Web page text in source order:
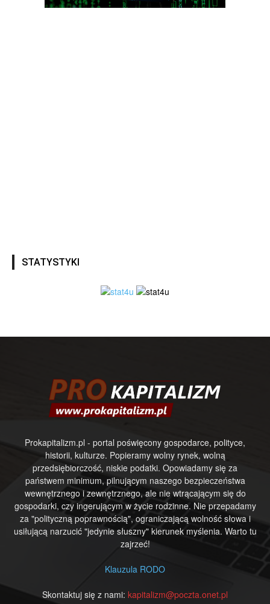
STATYSTYKI
Prokapitalizm.pl - portal poświęcony gospodarce, polityce,
historii, kulturze. Popieramy wolny rynek, wolną
przedsiębiorczość, niskie podatki. Opowiadamy się za
państwem minimum, pilnującym naszego bezpieczeństwa
wewnętrznego i zewnętrznego, ale nie wtrącającym się do
gospodarki, czy ingerującym w życie rodzinne. Nie przepadamy
za "polityczną poprawnością", ograniczającą wolność słowa i
usiłującą narzucić "jedynie słuszny" kierunek myślenia. Warto tu
zajrzeć!
Klauzula RODO
Skontaktuj się z nami: kapitalizm@poczta.onet.pl